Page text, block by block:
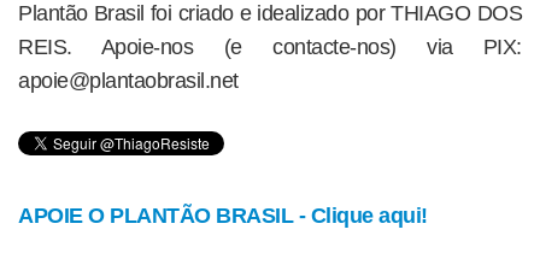
Plantão Brasil foi criado e idealizado por THIAGO DOS
REIS. Apoie-nos (e contacte-nos) via PIX:
apoie@plantaobrasil.net
APOIE O PLANTÃO BRASIL - Clique aqui!